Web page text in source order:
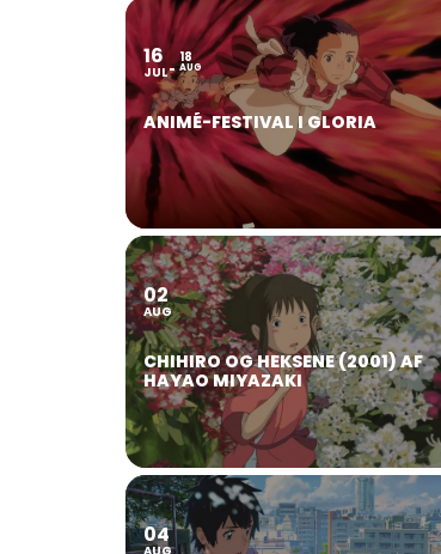
16
JUL
18
AUG
ANIMÉ-FESTIVAL I GLORIA
02
AUG
CHIHIRO OG HEKSENE (2001) AF
HAYAO MIYAZAKI
04